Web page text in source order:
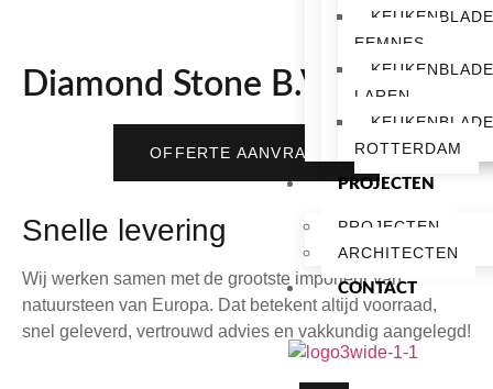
EEMNES
LAREN
ROTTERDAM
PROJECTEN
PROJECTEN
ARCHITECTEN
CONTACT
Diamond Stone B.V.
OFFERTE AANVRAGEN
Snelle levering
Wij werken samen met de grootste importeur van
natuursteen van Europa. Dat betekent altijd voorraad,
snel geleverd, vertrouwd advies en vakkundig aangelegd!